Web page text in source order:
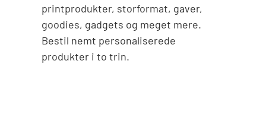
printprodukter, storformat, gaver,
goodies, gadgets og meget mere.
Bestil nemt personaliserede
produkter i to trin.